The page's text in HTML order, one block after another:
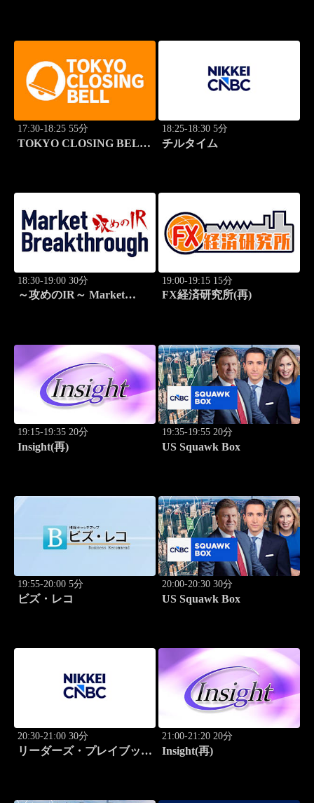
17:30-18:25 55分
TOKYO CLOSING BELL
18:25-18:30 5分
チルタイム
18:30-19:00 30分
～攻めのIR～ Market
19:00-19:15 15分
FX経済研究所(再)
19:15-19:35 20分
Insight(再)
19:35-19:55 20分
US Squawk Box
19:55-20:00 5分
ビズ・レコ
20:00-20:30 30分
US Squawk Box
20:30-21:00 30分
リーダーズ・プレイブック
21:00-21:20 20分
Insight(再)